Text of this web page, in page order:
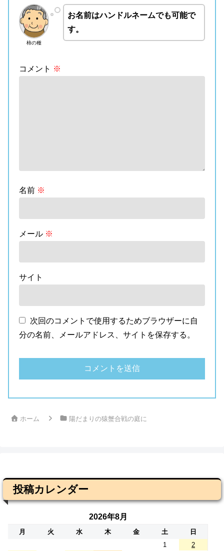
柿の種
お名前はハンドルネームでも可能で
す。
コメント ※
名前 ※
メール ※
サイト
次回のコメントで使用するためブラウザーに自
分の名前、メールアドレス、サイトを保存する。
ホーム 陽だまりの猿蟹合戦の庭に
投稿カレンダー
2026年8月
月 火 水 木 金 土
日
1
2